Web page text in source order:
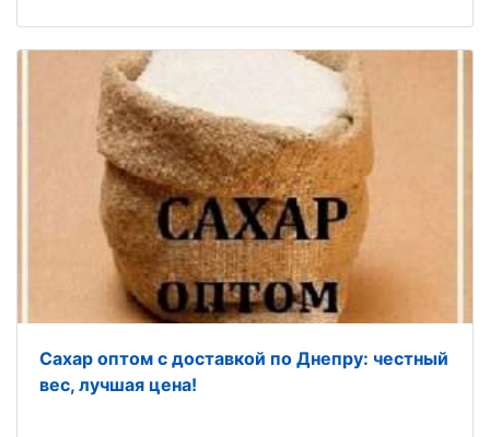
Сахар оптом с доставкой по Днепру: честный
вес, лучшая цена!